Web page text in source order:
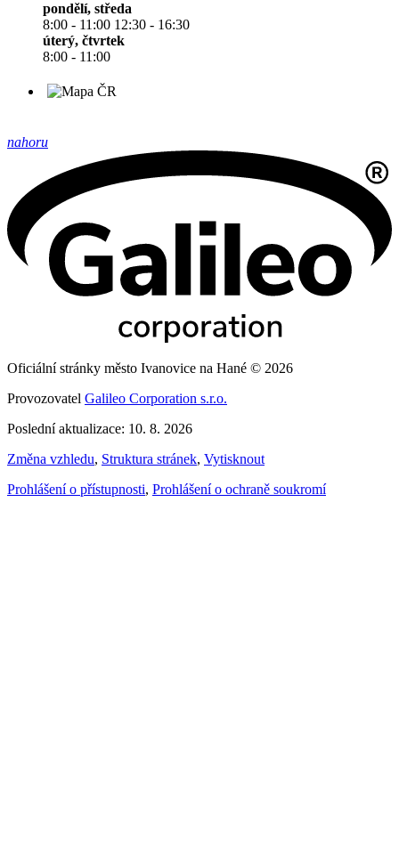
pondělí, středa
8:00 - 11:00 12:30 - 16:30
úterý, čtvrtek
8:00 - 11:00
nahoru
Oficiální stránky město Ivanovice na Hané © 2026
Provozovatel Galileo Corporation s.r.o.
Poslední aktualizace: 10. 8. 2026
Změna vzhledu, Struktura stránek, Vytisknout
Prohlášení o přístupnosti, Prohlášení o ochraně soukromí